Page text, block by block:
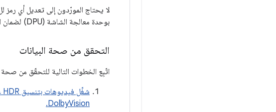
بوحدة معالجة الشاشة (DPU) لضمان التنفيذ السليم.
التحقق من صحة البيانات
اتّبِع الخطوات التالية للتحقّق من صحة
DolbyVision.